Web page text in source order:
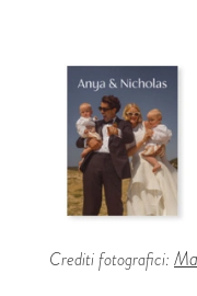
Crediti fotografici: